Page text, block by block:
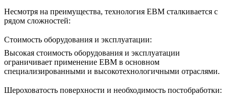
Несмотря на преимущества, технология EBM сталкивается с
рядом сложностей:
Стоимость оборудования и эксплуатации:
Высокая стоимость оборудования и эксплуатации
ограничивает применение EBM в основном
специализированными и высокотехнологичными отраслями.
Шероховатость поверхности и необходимость постобработки: